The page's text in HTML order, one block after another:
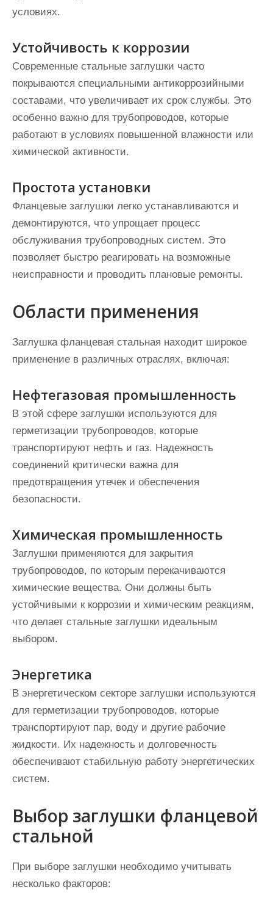
условиях.
Устойчивость к коррозии
Современные стальные заглушки часто
покрываются специальными антикоррозийными
составами, что увеличивает их срок службы. Это
особенно важно для трубопроводов, которые
работают в условиях повышенной влажности или
химической активности.
Простота установки
Фланцевые заглушки легко устанавливаются и
демонтируются, что упрощает процесс
обслуживания трубопроводных систем. Это
позволяет быстро реагировать на возможные
неисправности и проводить плановые ремонты.
Области применения
Заглушка фланцевая стальная находит широкое
применение в различных отраслях, включая:
Нефтегазовая промышленность
В этой сфере заглушки используются для
герметизации трубопроводов, которые
транспортируют нефть и газ. Надежность
соединений критически важна для
предотвращения утечек и обеспечения
безопасности.
Химическая промышленность
Заглушки применяются для закрытия
трубопроводов, по которым перекачиваются
химические вещества. Они должны быть
устойчивыми к коррозии и химическим реакциям,
что делает стальные заглушки идеальным
выбором.
Энергетика
В энергетическом секторе заглушки используются
для герметизации трубопроводов, которые
транспортируют пар, воду и другие рабочие
жидкости. Их надежность и долговечность
обеспечивают стабильную работу энергетических
систем.
Выбор заглушки фланцевой
стальной
При выборе заглушки необходимо учитывать
несколько факторов: